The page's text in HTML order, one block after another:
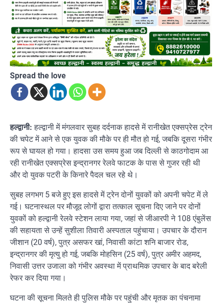
Spread the love
हल्द्वानी: हल्द्वानी में मंगलवार सुबह दर्दनाक हादसे में रानीखेत एक्सप्रेस ट्रेन
की चपेट में आने से एक युवक की मौके पर ही मौत हो गई, जबकि दूसरा गंभीर
रूप से घायल हो गया। हादसा उस समय हुआ जब दिल्ली से काठगोदाम आ
रही रानीखेत एक्सप्रेस इन्द्रानगर रेलवे फाटक के पास से गुजर रही थी
और दो युवक पटरी के किनारे पैदल चल रहे थे।
सुबह लगभग 5 बजे हुए इस हादसे में ट्रेन दोनों युवकों को अपनी चपेट में ले
गई। घटनास्थल पर मौजूद लोगों द्वारा तत्काल सूचना दिए जाने पर दोनों
युवकों को हल्द्वानी रेलवे स्टेशन लाया गया, जहां से जीआरपी ने 108 एंबुलेंस
की सहायता से उन्हें सुशीला तिवारी अस्पताल पहुंचाया। उपचार के दौरान
जीशान (20 वर्ष), पुत्र असफर खां, निवासी कांटा शनि बाजार रोड,
इन्द्रानगर की मृत्यु हो गई, जबकि मोहसिन (25 वर्ष), पुत्र अमीर अहमद,
निवासी उत्तर उजाला को गंभीर अवस्था में प्राथमिक उपचार के बाद बरेली
रेफर कर दिया गया।
घटना की सूचना मिलते ही पुलिस मौके पर पहुंची और मृतक का पंचनामा